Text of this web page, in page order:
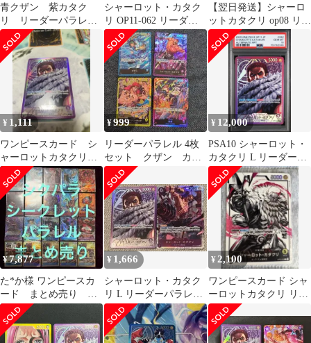
青クザン 紫カタク
リ リーダーパラレ
ル スタートデッキ
計9枚
シャーロット・カタク
リ OP11-062 リーダー
パラレル
【翌日発送】シャーロ
ットカタクリ op08 リー
ダーパラレル
¥ 1,111
ワンピースカード シ
ャーロットカタクリ
リーダーパラレル
¥999
リーダーパラレル 4枚
セット クザン カタ
クリ サボ キッド
¥ 12,000
PSA10 シャーロット・
カタクリ L リーダーパ
ラレルOP11-062
¥7,877
た*か様 ワンピースカ
ード まとめ売り パ
ラレル シクパラ シ
ークレット sec
¥ 1,666
シャーロット・カタク
リ L リーダーパラレル
リーパラ OP11-062
¥2,100
ワンピースカード シャ
ーロットカタクリ リー
ダーパラレル